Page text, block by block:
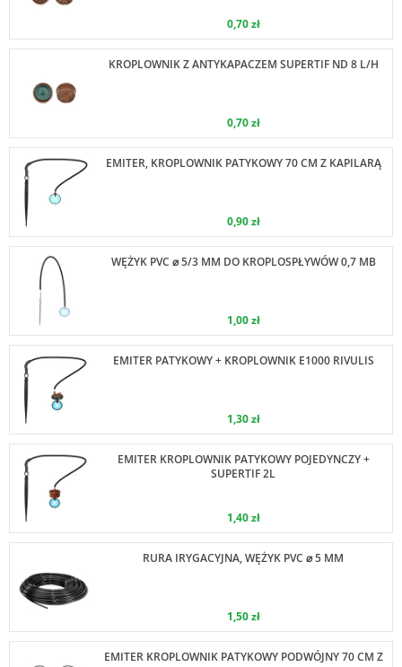
0,70 zł
KROPLOWNIK Z ANTYKAPACZEM SUPERTIF ND 8 L/H
0,70 zł
EMITER, KROPLOWNIK PATYKOWY 70 CM Z KAPILARĄ
0,90 zł
WĘŻYK PVC ⌀ 5/3 MM DO KROPLOSPŁYWÓW 0,7 MB
1,00 zł
EMITER PATYKOWY + KROPLOWNIK E1000 RIVULIS
1,30 zł
EMITER KROPLOWNIK PATYKOWY POJEDYNCZY +
SUPERTIF 2L
1,40 zł
RURA IRYGACYJNA, WĘŻYK PVC ⌀ 5 MM
1,50 zł
EMITER KROPLOWNIK PATYKOWY PODWÓJNY 70 CM Z